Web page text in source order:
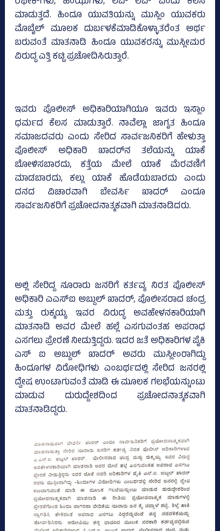
ಮಾಡುತ್ತದೆ. ಹಿಂದೂ ಯುವತಿಯನ್ನು ಮುಸ್ಲಿಂ ಯುವಕರು
ಮೊಬೈಲ್‌ ಮೂಲಕ ದುರ್ಬಳಕೆಮಾಡಿಕೊಳ್ಳಾತರೆಂತ ಅರ್ಥ
ಬರುವಂತೆ ಮಾತನಾಡಿ ಹಿಂದೂ ಯುವಕರನ್ನು ಮುಸ್ಲೀಮರ
ವಿರುದ್ಧ ಎತ್ತಿ ಕಟ್ಟಿ ಪ್ರಚೋದಿಸಿರುತ್ತಾರೆ.
ಇವರು ಪೊಲೀಸ್ ಅಧಿಕಾರಿಯಾಗಿಯೂ ಇವರು ಇಸ್ಲಾಂ
ಧರ್ಮದ ಕೆಲಸ ಮಾಡುತ್ತಾರೆ. ನಾವೆಲ್ಲಾ ಜಾಗೃತ ಹಿಂದೂ
ಸಮಾಜದವರು ಎಂದು ಸೇರಿದ ಸಾರ್ವಜನಿಕರಿಗೆ ಹೇಳುತ್ತಾ
ಪೊಲೀಸ್‌ ಅಧಿಕಾರಿ ಖಾದರ್‌ನ ತಲೆಯನ್ನು ಯಾಕೆ
ಬೋಳಿಸಬಾರದು, ಕತ್ತೆಯ ಮೇಲೆ ಯಾಕೆ ಮೆರವಣಿಗೆ
ಮಾಡಬಾರದು, ಕಲ್ಲು ಯಾಕೆ ಹೊಡೆಯಬಾರದು ಎಂದು
ದನದ ವಿಚಾರವಾಗಿ ಬೇವರ್ಸಿ ಖಾದರ್‌ ಎಂದೂ
ಸಾರ್ವಜನಿಕರಿಗೆ ಪ್ರಚೋದನಾತ್ಮಕವಾಗಿ ಮಾತನಾಡಿದರು.
ಅಲ್ಲಿ ಸೇರಿದ್ದ ನೂರಾರು ಜನರಿಗೆ ಕರ್ತವ್ಯ ನಿರತ ಪೊಲೀಸ್‌
ಅಧಿಕಾರಿ ಎಎಸ್‌ಐ ಅಬ್ದುಲ್‌ ಖಾದರ್‌, ಪೊಲೀಸರಾದ ಚಂದ್ರ
ಮತ್ತು ರುಕ್ಮಯ್ಯ ಇವರ ವಿರುದ್ಧ ಅವಹೇಳನಕಾರಿಯಾಗಿ
ಮಾತನಾಡಿ ಅವರ ಮೇಲೆ ಹಲ್ಲೆ ಎಸಗುವಂತಹ ಅಪರಾಧ
ಎಸಗಲು ಪ್ರೇರಣೆ ನೀಡುತ್ತಿದ್ದರು. ಇದರ ಜತೆ ಅಧಿಕಾರಿಗಳ ಪೈಕಿ
ಎಸ್‌ ಐ ಅಬ್ದುಲ್‌ ಖಾದರ್‌ ಅವರು ಮುಸ್ಲೀಂರಾಗಿದ್ದು
ಹಿಂದೂಗಳ ವಿರೋಧಿಗಳು ಎಂಬರ್ಥದಲ್ಲಿ ಸೇರಿದ ಜನರಲ್ಲಿ
ದ್ವೇಷ ಉಂಟಾಗುವಂತೆ ಮಾಡಿ ಈ ಮೂಲಕ ಗಲಭೆಯನ್ನುಂಟು
ಮಾಡುವ ದುರುದ್ದೇಶದಿಂದ ಪ್ರಚೋದನಾತ್ಮಕವಾಗಿ
ಮಾತನಾಡಿದ್ದರು.